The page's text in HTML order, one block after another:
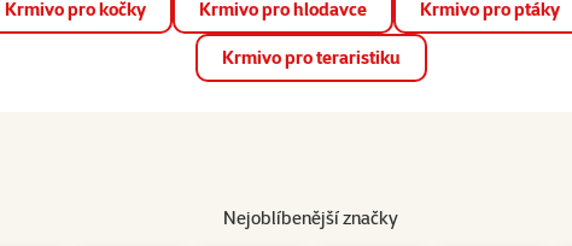
📱 Stáhněte si novou aplikaci Super zoo.Více informací
Krmivo pro kočky Krmivo pro hlodavce Krmivo pro ptáky
Krmivo pro teraristiku
Nejoblíbenější značky
Prodejny Služby